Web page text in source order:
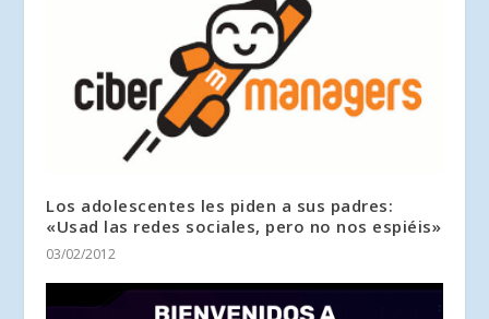
Los adolescentes les piden a sus padres:
«Usad las redes sociales, pero no nos espiéis»
03/02/2012